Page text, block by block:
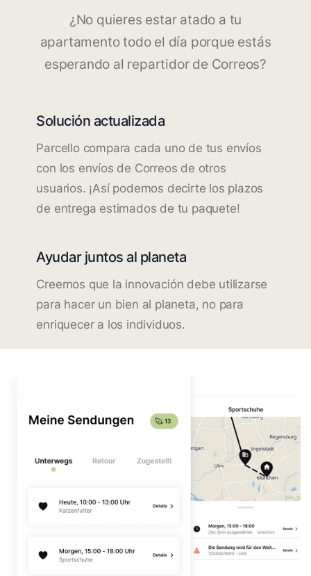
¿No quieres estar atado a tu
apartamento todo el día porque estás
esperando al repartidor de Correos?
Solución actualizada
Parcello compara cada uno de tus envíos
con los envíos de Correos de otros
usuarios. ¡Así podemos decirte los plazos
de entrega estimados de tu paquete!
Ayudar juntos al planeta
Creemos que la innovación debe utilizarse
para hacer un bien al planeta, no para
enriquecer a los individuos.